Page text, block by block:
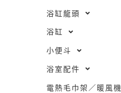
浴缸龍頭
浴缸
小便斗
浴室配件
電熱毛巾架／暖風機